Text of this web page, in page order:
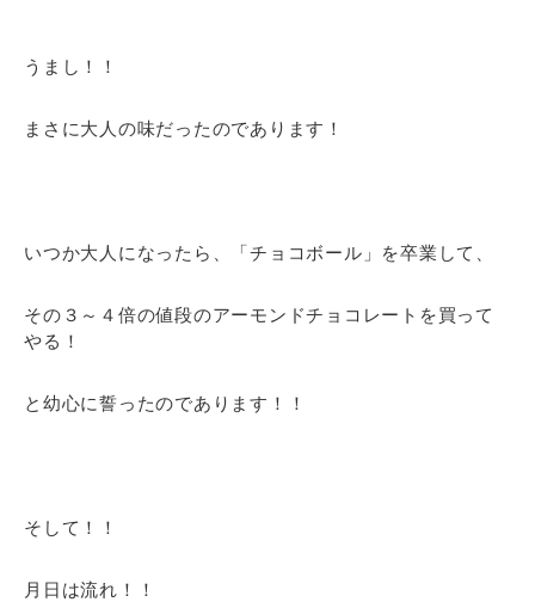
うまし！！
まさに大人の味だったのであります！
いつか大人になったら、「チョコボール」を卒業して、
その３～４倍の値段のアーモンドチョコレートを買って
やる！
と幼心に誓ったのであります！！
そして！！
月日は流れ！！